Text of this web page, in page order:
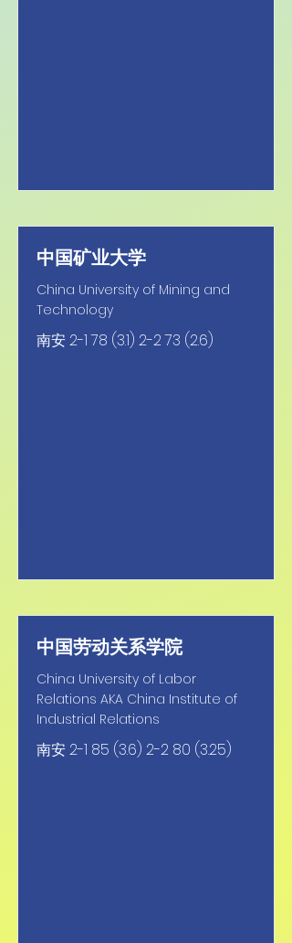
中国矿业大学
China University of Mining and
Technology
南安2-1 78 (3.1) 2-2 73 (2.6)
中国劳动关系学院
China University of Labor
Relations AKA China Institute of
Industrial Relations
南安2-1 85 (3.6) 2-2 80 (3.25)